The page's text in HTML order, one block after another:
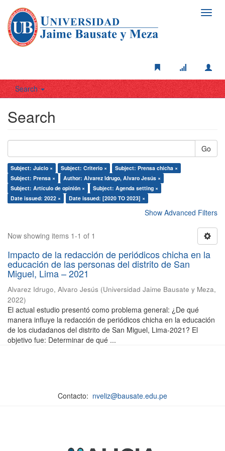
Search
Search
Go
Subject: Juicio × Subject: Criterio ×
Subject: Prensa chicha ×
Subject: Prensa ×
Author: Alvarez Idrugo, Alvaro Jesús ×
Subject: Artículo de opinión ×
Subject: Agenda setting ×
Date issued: 2022 ×
Date issued: [2020 TO 2023] ×
Show Advanced Filters
Now showing items 1-1 of 1
Impacto de la redacción de periódicos chicha en la
educación de las personas del distrito de San
Miguel, Lima – 2021
Alvarez Idrugo, Alvaro Jesús (Universidad Jaime Bausate y Meza,
2022)
El actual estudio presentó como problema general: ¿De qué
manera influye la redacción de periódicos chicha en la educación
de los ciudadanos del distrito de San Miguel, Lima-2021? El
objetivo fue: Determinar de qué ...
Contacto: nveliz@bausate.edu.pe